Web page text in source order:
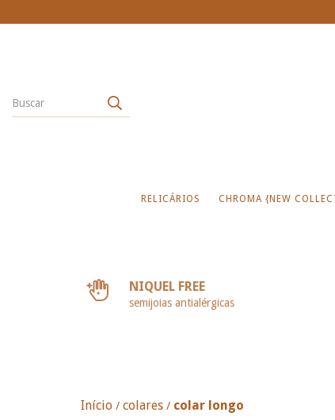
RELICÁRIOS CHROMA {NEW
NIQUEL FREE
semijoias antialérgicas
Início / colares / colar longo